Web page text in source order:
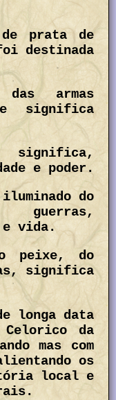
prata de
destinada
armas
significa
significa,
e poder.
do
vida.
peixe, do
significa
longa data
da
mas com
os
local e